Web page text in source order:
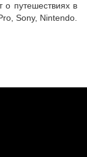
путешествиях в
Sony, Nintendo.